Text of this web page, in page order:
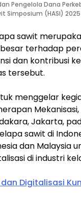
Pengelola Dana
Simposium (HASI)
sawit
terhadap
dan kontribusi
tersebut.
menggelar
Jakarta,
sawit di
dan
di industri
Digitalisasi